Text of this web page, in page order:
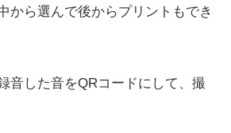
から選んで後からプリントもでき
音した音をQRコードにして、撮